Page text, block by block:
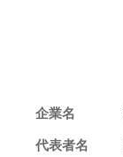
企業名
代表者名